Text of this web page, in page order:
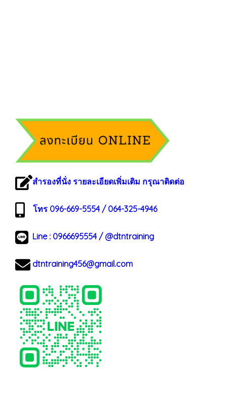
สำรองที่นั่ง รายละเอียดเพิ่มเติม กรุณาติดต่อ
โทร 096-669-5554 / 064-325-4946
Line : 0966695554/ @dtntraining
dtntraining456@gmail.com